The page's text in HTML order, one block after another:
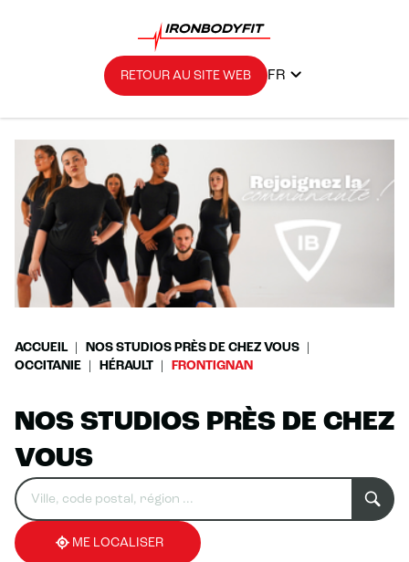
RETOUR AU SITE WEB FR
ACCUEIL
NOS STUDIOS PRÈS DE CHEZ VOUS
OCCITANIE
HÉRAULT FRONTIGNAN
NOS STUDIOS PRÈS DE CHEZ
VOUS
Rechercher
un
établissement
Veuillez
renseigner
une
adresse
0
résultat(s)
trouvé(s)
ME LOCALISER